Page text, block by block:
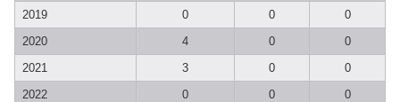
2019
0 0
0
2020
4 0
0
2021
3 0
0
2022
0 0
0